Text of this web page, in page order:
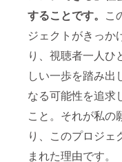
することです。 こ
ジェクトがきっか
り、視聴者一人ひ
しい一歩を踏み出
なる可能性を追求
こと。それが私の
り、このプロジェ
まれた理由です。